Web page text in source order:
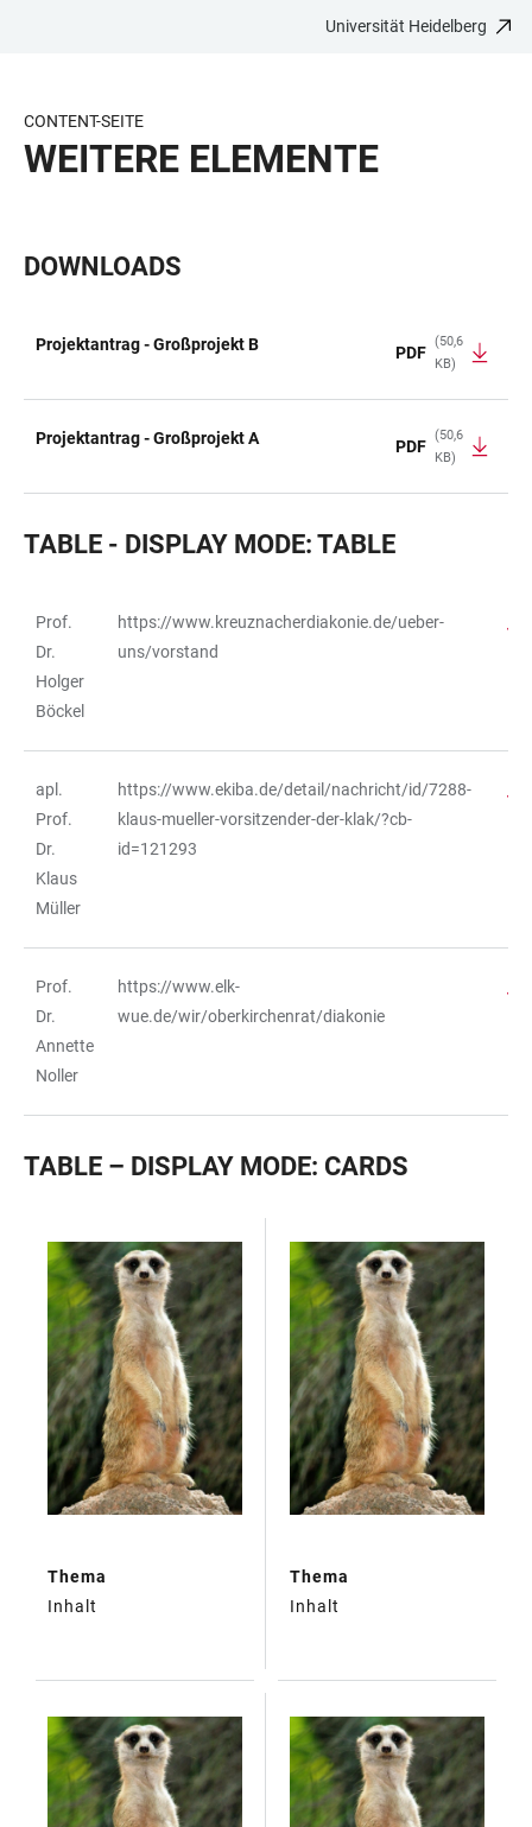
BARRIEREFREIHEIT
Universität Heidelberg
CONTENT-SEITE
WEITERE ELEMENTE
DOWNLOADS
Projektantrag - Großprojekt B PDF
(50,6
KB)
Projektantrag - Großprojekt A PDF
(50,6
KB)
TABLE - DISPLAY MODE: TABLE
TABELLE
Prof.
Dr.
Holger
Böckel
https://www.kreuznacherdiakonie.de/ueber-
uns/vorstand
apl.
Prof.
Dr.
Klaus
Müller
https://www.ekiba.de/detail/nachricht/id/7288-
klaus-mueller-vorsitzender-der-klak/?cb-
id=121293
Prof.
Dr.
Annette
Noller
https://www.elk-
wue.de/wir/oberkirchenrat/diakonie
TABLE – DISPLAY MODE: CARDS
TABELLE
Thema
Inhalt
Thema
Inhalt